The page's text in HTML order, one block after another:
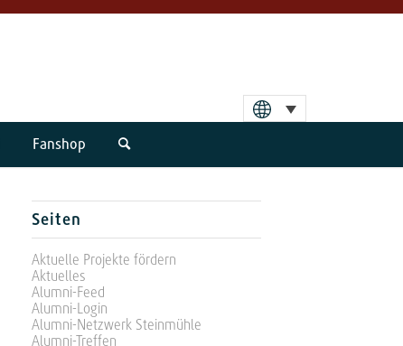
Fanshop
Seiten
Aktuelle Projekte fördern
Aktuelles
Alumni-Feed
Alumni-Login
Alumni-Netzwerk Steinmühle
Alumni-Treffen